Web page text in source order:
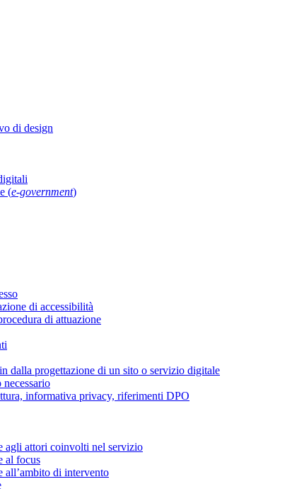
di design
(e-government)
di accessibilità
di attuazione
dalla progettazione di un sito o servizio digitale
informativa privacy, riferimenti DPO
agli attori coinvolti nel servizio
al focus
all’ambito di intervento